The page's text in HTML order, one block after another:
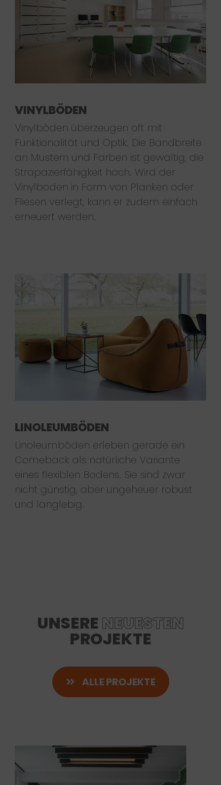
VINYLBÖDEN
Vinylböden überzeugen oft mit
Funktionalität und Optik. Die Bandbreite
an Mustern und Farben ist gewaltig, die
Strapazierfähigkeit hoch. Wird der
Vinylboden in Form von Planken oder
Fliesen verlegt, kann er zudem einfach
erneuert werden.
LINOLEUMBÖDEN
Linoleumböden erleben gerade ein
Comeback als natürliche Variante
eines flexiblen Bodens. Sie sind zwar
nicht günstig, aber ungeheuer robust
und langlebig.
UNSERE NEUESTEN
PROJEKTE
ALLE PROJEKTE